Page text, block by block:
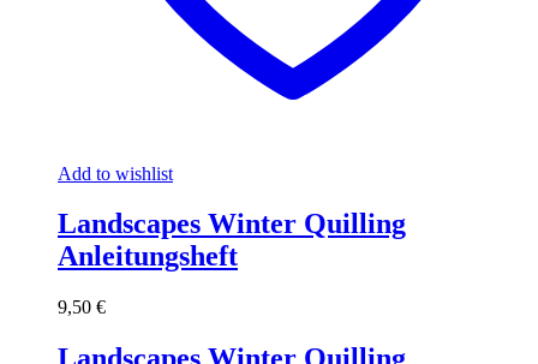
Add to wishlist
Landscapes Winter Quilling
Anleitungsheft
9,50 €